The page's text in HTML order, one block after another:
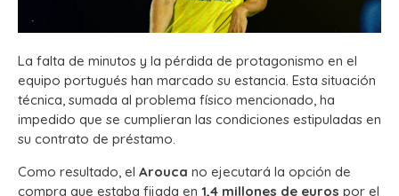
La falta de minutos y la pérdida de protagonismo en el
equipo portugués han marcado su estancia. Esta situación
técnica, sumada al problema físico mencionado, ha
impedido que se cumplieran las condiciones estipuladas en
su contrato de préstamo.
Como resultado, el Arouca no ejecutará la opción de
compra que estaba fijada en 1,4 millones de euros por el